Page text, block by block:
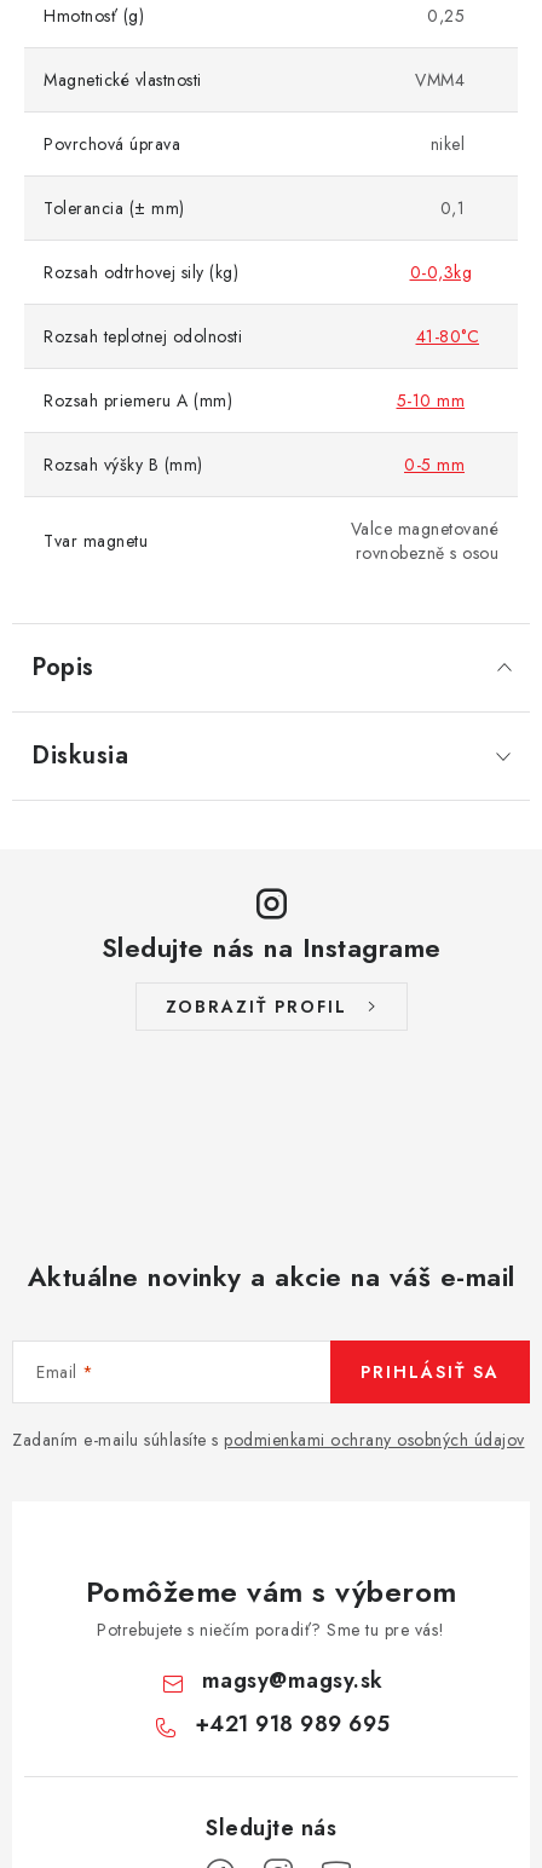
Popis
Hmotnosť (g) 0,25
Magnetické vlastnosti VMM4
Povrchová úprava nikel
Tolerancia (± mm) 0,1
Rozsah odtrhovej sily (kg) 0-0,3kg
Rozsah teplotnej odolnosti 41-80°C
Rozsah priemeru A (mm) 5-10 mm
Rozsah výšky B (mm) 0-5 mm
Tvar magnetu
Valce magnetované
rovnobezně s osou
Diskusia
Sledujte nás na Instagrame
ZOBRAZIŤ PROFIL
Aktuálne novinky a akcie na váš e-mail
Email
Zadaním e-mailu súhlasíte s podmienkami ochrany osobných údajov
PRIHLÁSIŤ SA
Pomôžeme vám s výberom
Potrebujete s niečím poradiť? Sme tu pre vás!
magsy@magsy.sk
+421 918 989 695